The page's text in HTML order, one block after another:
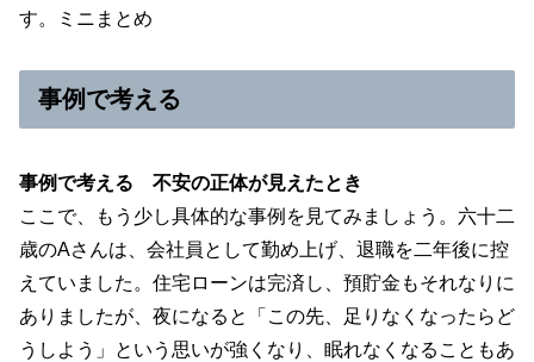
す。ミニまとめ
事例で考える
事例で考える 不安の正体が見えたとき
ここで、もう少し具体的な事例を見てみましょう。六十二
歳のAさんは、会社員として勤め上げ、退職を二年後に控
えていました。住宅ローンは完済し、預貯金もそれなりに
ありましたが、夜になると「この先、足りなくなったらど
うしよう」という思いが強くなり、眠れなくなることもあ